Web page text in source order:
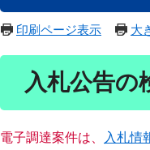
印刷ページ表示 大
入札公告の
電子調達案件は、 入札情